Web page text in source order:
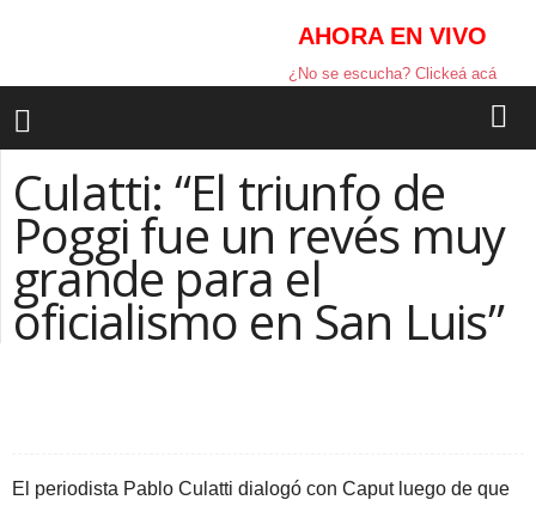
AHORA EN VIVO
¿No se escucha? Clickeá acá
Culatti: “El triunfo de
Poggi fue un revés muy
grande para el
oficialismo en San Luis”
El periodista Pablo Culatti dialogó con Caput luego de que